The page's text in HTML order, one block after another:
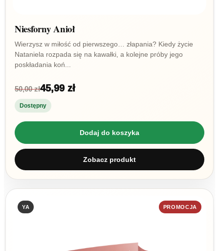
Niesforny Anioł
Wierzysz w miłość od pierwszego… złapania? Kiedy życie
Nataniela rozpada się na kawałki, a kolejne próby jego
poskładania koń...
50,00 zł45,99 zł
Dostępny
Dodaj do koszyka
Zobacz produkt
YA PROMOCJA